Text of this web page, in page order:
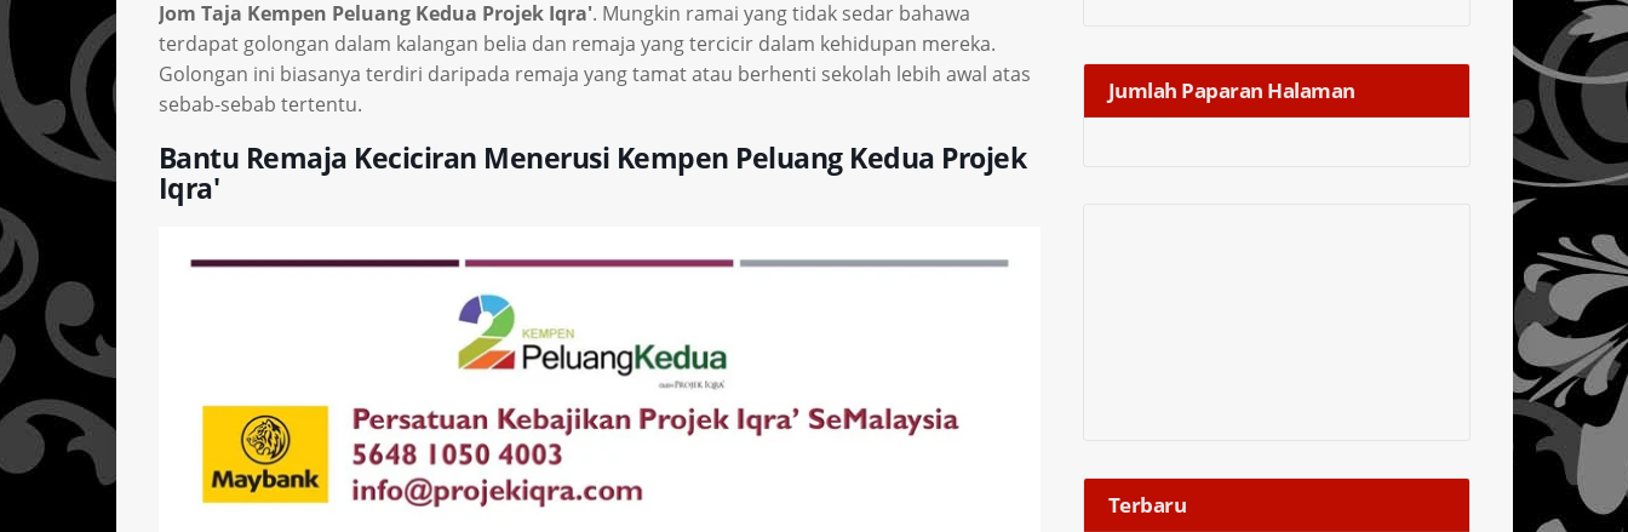
Jom Taja Kempen Peluang Kedua Projek Iqra'. Mungkin ramai yang tidak sedar bahawa
terdapat golongan dalam kalangan belia dan remaja yang tercicir dalam kehidupan mereka.
Golongan ini biasanya terdiri daripada remaja yang tamat atau berhenti sekolah lebih awal atas
sebab-sebab tertentu.
Bantu Remaja Keciciran Menerusi Kempen Peluang Kedua Projek
Iqra'
Jumlah Paparan Halaman
Terbaru